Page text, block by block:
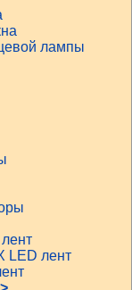
лампы
LED лент